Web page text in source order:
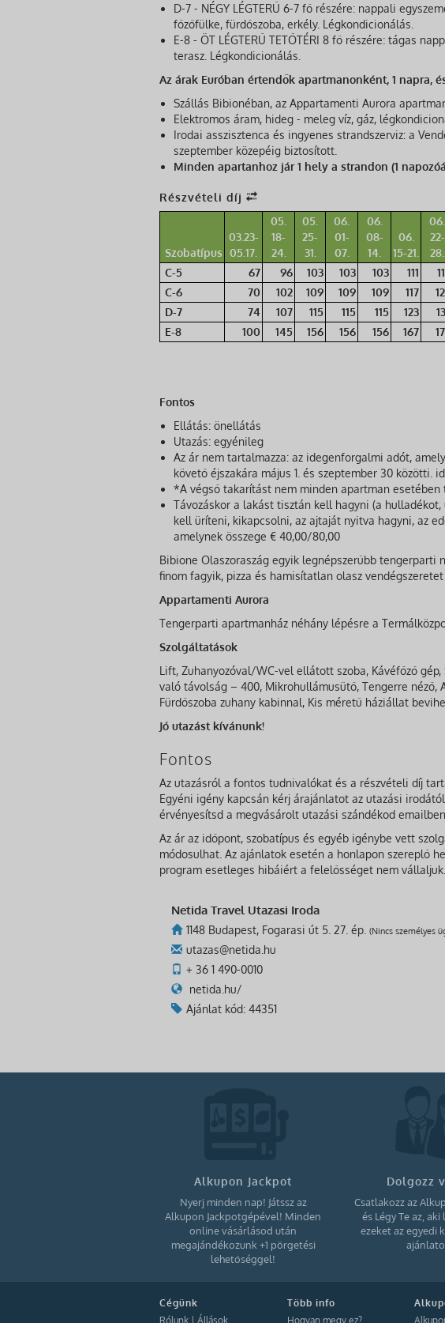
D-7 - NÉGY LÉGTERŰ 6-7 fő részére: nappali
főzőfülke, fürdőszoba, erkély. Légkondicionálás.
E-8 - ÖT LÉGTERŰ TETŐTÉRI 8 fő részére: tágas
terasz. Légkondicionálás.
Az árak Euróban értendők apartmanonként, 1
Szállás Bibionéban, az Appartamenti Aurora
Elektromos áram, hideg - meleg víz, gáz,
Irodai asszisztenca és ingyenes strandszerviz: a
szeptember közepéig biztosított.
Minden apartanhoz jár 1 hely a strandon (1
Részvételi díj
Szobatípus
03.23-
05.17.
05.
18-
24.
05.
25-
31.
06.
01-
07.
06.
08-
14.
06.
15-21.
06.
22-
28.
C-5
67 96 103 103 103 111
C-6
70 102 109 109 109 117
D-7
74 107 115 115 115 123
E-8
100 145 156 156 156 167
Fontos
Ellátás: önellátás
Utazás: egyénileg
Az ár nem tartalmazza: az idegenforgalmi adót,
követő éjszakára május 1. és szeptember 30 közötti.
*A végső takarítást nem minden apartman esetében
Távozáskor a lakást tisztán kell hagyni (a
kell üríteni, kikapcsolni, az ajtaját nyitva hagyni, az
amelynek összege € 40,00/80,00
Bibione Olaszoraszág egyik legnépszerűbb
finom fagyik, pizza és hamisítatlan olasz
Appartamenti Aurora
Tengerparti apartmanház néhány lépésre a
Szolgáltatások
Lift, Zuhanyozóval/WC-vel ellátott szoba, Kávéfőző
való távolság – 400, Mikrohullámusütő, Tengerre néző,
Fürdőszoba zuhany kabinnal, Kis méretű háziállat
Jó utazást kívánunk!
Fontos
Az utazásról a fontos tudnivalókat és a részvételi díj
Egyéni igény kapcsán kérj árajánlatot az utazási
érvényesítsd a megvásárolt utazási szándékod
Az ár az időpont, szobatípus és egyéb igénybe vett
módosulhat. Az ajánlatok esetén a honlapon szereplő
program esetleges hibáiért a felelősséget nem
Netida Travel Utazasi Iroda
1148 Budapest, Fogarasi út 5. 27. ép. (Nincs személyes
utazas@netida.hu
+ 36 1 490-0010
netida.hu/
Ajánlat kód: 44351
Alkupon Jackpot
Nyerj minden nap! Játssz az
Alkupon Jackpotgépével! Minden
online vásárlásod után
megajándékozunk +1 pörgetési
lehetőséggel!
Dolgozz
Csatlakozz az
és Légy Te az,
ezeket az egyedi
Cégünk
Rólunk
Állások
Több info
Hogyan megy ez?